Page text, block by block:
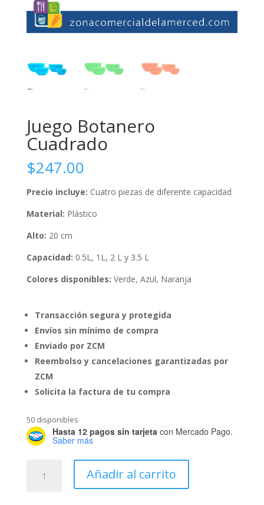
Juego Botanero
Cuadrado
$247.00
Precio incluye: Cuatro piezas de diferente capacidad
Material: Plástico
Alto: 20 cm
Capacidad: 0.5L, 1L, 2 L y 3.5 L
Colores disponibles: Verde, Azul, Naranja
Transacción segura y protegida
Envíos sin mínimo de compra
Enviado por ZCM
Reembolso y cancelaciones garantizadas por
ZCM
Solicita la factura de tu compra
50 disponibles
Hasta 12 pagos sin tarjetacon Mercado Pago.
Saber más
Botanero
Añadir al carrito